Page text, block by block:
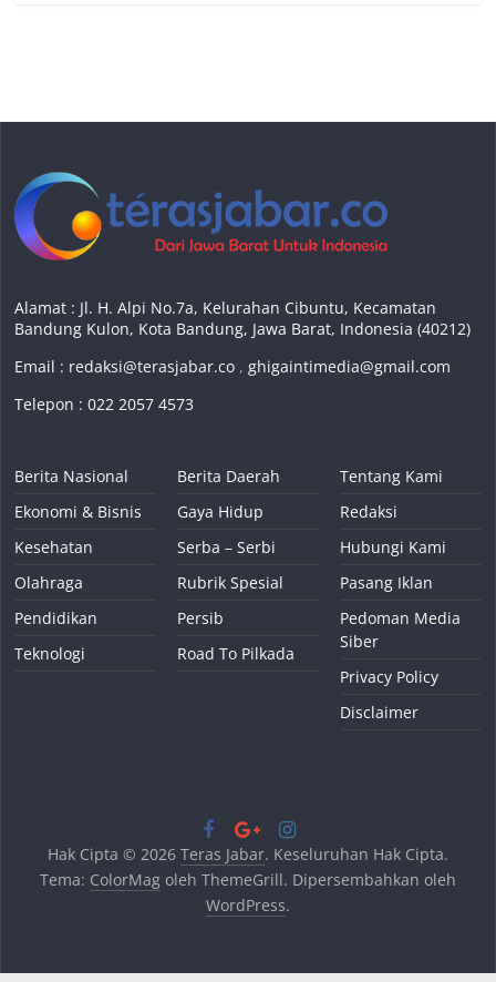
Alamat : Jl. H. Alpi No.7a, Kelurahan Cibuntu, Kecamatan
Bandung Kulon, Kota Bandung, Jawa Barat, Indonesia (40212)
Email : redaksi@terasjabar.co ,ghigaintimedia@gmail.com
Telepon : 022 2057 4573
Berita Nasional
Ekonomi & Bisnis
Kesehatan
Olahraga
Pendidikan
Teknologi
Berita Daerah
Gaya Hidup
Serba – Serbi
Rubrik Spesial
Persib
Road To Pilkada
Tentang Kami
Redaksi
Hubungi Kami
Pasang Iklan
Pedoman Media
Siber
Privacy Policy
Disclaimer
Hak Cipta © 2026 Teras Jabar. Keseluruhan Hak Cipta.
Tema: ColorMagoleh ThemeGrill. Dipersembahkan oleh
WordPress.